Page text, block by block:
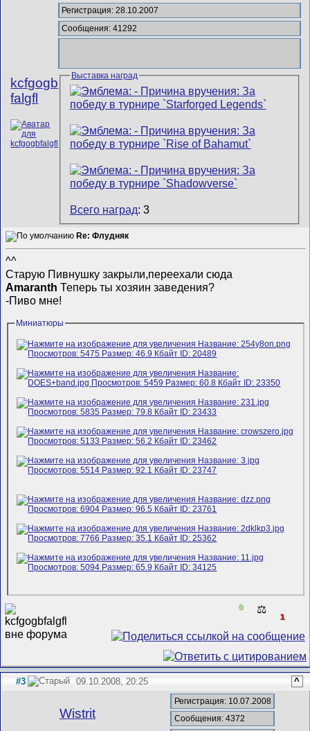
kcfgogb
falgfl
Регистрация: 28.10.2007
Сообщения: 41292
Выставка наград
Всего наград: 3
Re: Флудняк
^^
Старую Пивнушку закрыли,переехали сюда
Amaranth Теперь ты хозяин заведения?
-Пиво мне!
Миниатюры
0 ⚖️
1
#3 09.10.2008, 20:25 ^
Wistrit
Регистрация: 10.07.2008
Сообщения: 4372